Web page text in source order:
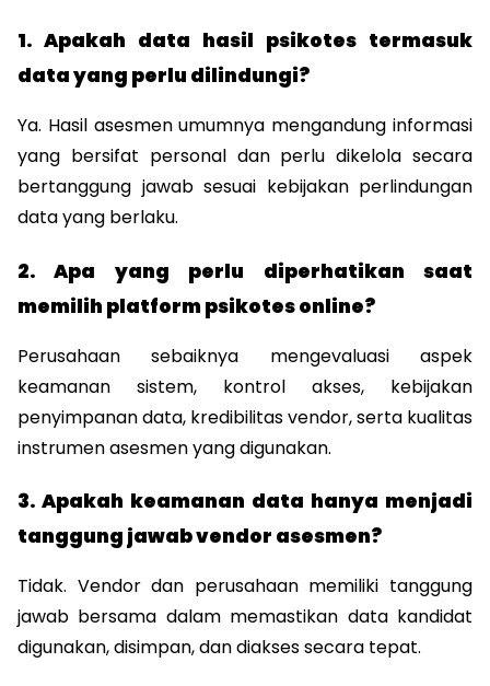
1. Apakah data hasil psikotes termasuk
data yang perlu dilindungi?
Ya. Hasil asesmen umumnya mengandung informasi
yang bersifat personal dan perlu dikelola secara
bertanggung jawab sesuai kebijakan perlindungan
data yang berlaku.
2. Apa yang perlu diperhatikan saat
memilih platform psikotes online?
Perusahaan sebaiknya mengevaluasi aspek
keamanan sistem, kontrol akses, kebijakan
penyimpanan data, kredibilitas vendor, serta kualitas
instrumen asesmen yang digunakan.
3. Apakah keamanan data hanya menjadi
tanggung jawab vendor asesmen?
Tidak. Vendor dan perusahaan memiliki tanggung
jawab bersama dalam memastikan data kandidat
digunakan, disimpan, dan diakses secara tepat.